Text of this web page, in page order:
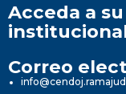
Acceda a
Correo